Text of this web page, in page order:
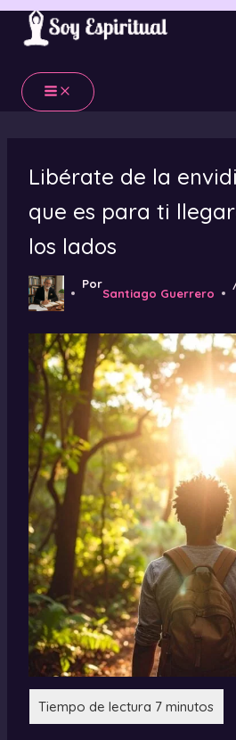
Ir
contenido
Libérate de la
que es para ti
los lados
Por
Santiago Guerrero